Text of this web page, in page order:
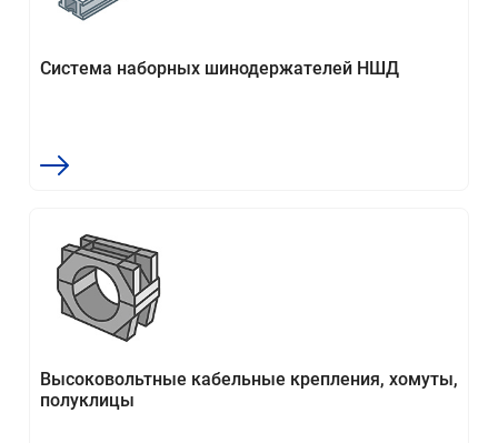
Система наборных шинодержателей НШД
Высоковольтные кабельные крепления, хомуты,
полуклицы